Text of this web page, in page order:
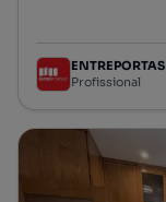
ENTREPORTAS
Profissional